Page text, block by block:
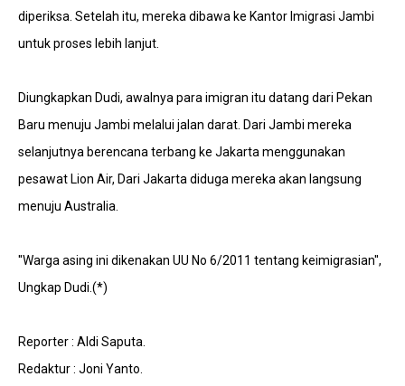
diperiksa. Setelah itu, mereka dibawa ke Kantor Imigrasi Jambi
untuk proses lebih lanjut.
Diungkapkan Dudi, awalnya para imigran itu datang dari Pekan
Baru menuju Jambi melalui jalan darat. Dari Jambi mereka
selanjutnya berencana terbang ke Jakarta menggunakan
pesawat Lion Air, Dari Jakarta diduga mereka akan langsung
menuju Australia.
''Warga asing ini dikenakan UU No 6/2011 tentang keimigrasian'',
Ungkap Dudi.(*)
Reporter : Aldi Saputa.
Redaktur : Joni Yanto.